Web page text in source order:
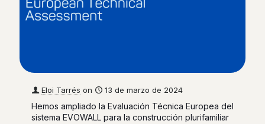
Eloi Tarrés on 13 de marzo de 2024
Hemos ampliado la Evaluación Técnica Europea del
sistema EVOWALL para la construcción plurifamiliar